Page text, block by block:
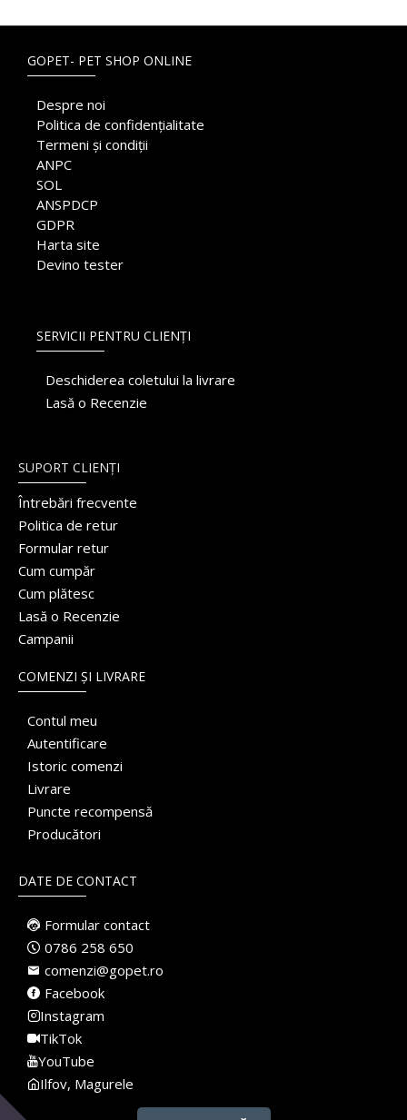
GOPET- PET SHOP ONLINE
Despre noi
Politica de confidențialitate
Termeni și condiții
ANPC
SOL
ANSPDCP
GDPR
Harta site
Devino tester
SERVICII PENTRU CLIENȚI
Deschiderea coletului la livrare
Lasă o Recenzie
SUPORT CLIENȚI
Întrebări frecvente
Politica de retur
Formular retur
Cum cumpăr
Cum plătesc
Lasă o Recenzie
Campanii
COMENZI ȘI LIVRARE
Contul meu
Autentificare
Istoric comenzi
Livrare
Puncte recompensă
Producători
DATE DE CONTACT
Formular contact
0786 258 650
comenzi@gopet.ro
Facebook
Instagram
TikTok
YouTube
Ilfov, Magurele